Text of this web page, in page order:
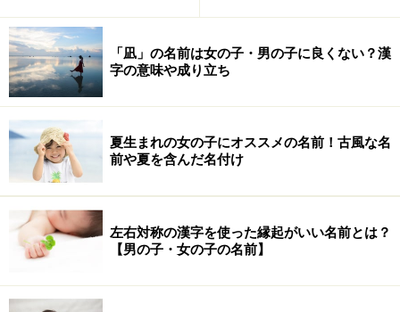
なりました。
咲は古くは「笑」と同じ字であり、竹と人を描き、人が
竹のように体をゆらしてわらうという意味の字でした
が、日本では「咲」の字に変化し、「花がさく」の意味
に変わりました。良の字は成り立ちが不明ですが、洗い
流すフルイとも考えられます。「きれいにする」「のび
る」などの意味で使われ、娘（きれいな女）、朗（きれ
いな月）の字も作られています。
女の子の名前ランキング4位「美月」
「凪」の名前は女の子・男の子に良くない？漢
字の意味や成り立ち
夏生まれの女の子にオススメの名前！古風な名
前や夏を含んだ名付け
左右対称の漢字を使った縁起がいい名前とは？
【男の子・女の子の名前】